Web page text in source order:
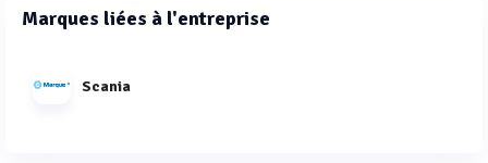
Marques liées à l'entreprise
Scania